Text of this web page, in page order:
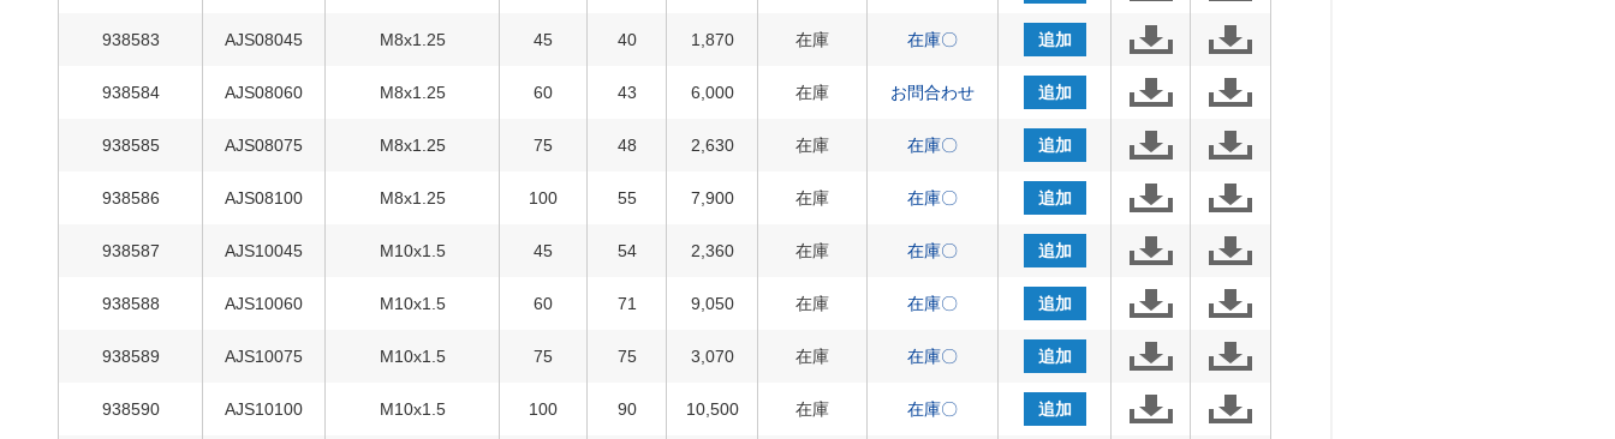
938583 AJS08045 M8x1.25 45 40 1,870 在庫 在庫〇 追加
938584 AJS08060 M8x1.25 60 43 6,000 在庫 お問合わせ 追加
938585 AJS08075 M8x1.25 75 48 2,630 在庫 在庫〇 追加
938586 AJS08100 M8x1.25 100 55 7,900 在庫 在庫〇 追加
938587 AJS10045 M10x1.5 45 54 2,360 在庫 在庫〇 追加
938588 AJS10060 M10x1.5 60 71 9,050 在庫 在庫〇 追加
938589 AJS10075 M10x1.5 75 75 3,070 在庫 在庫〇 追加
938590 AJS10100 M10x1.5 100 90 10,500 在庫 在庫〇 追加